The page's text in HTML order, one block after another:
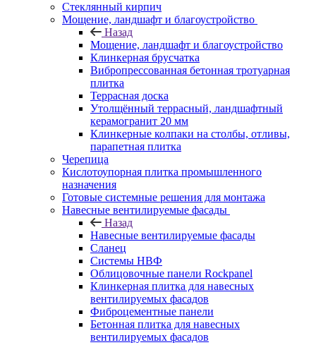
Cтеклянный кирпич
Мощение, ландшафт и благоустройство
Назад
Мощение, ландшафт и благоустройство
Клинкерная брусчатка
Вибропрессованная бетонная тротуарная
плитка
Террасная доска
Утолщённый террасный, ландшафтный
керамогранит 20 мм
Клинкерные колпаки на столбы, отливы,
парапетная плитка
Черепица
Кислотоупорная плитка промышленного
назначения
Готовые системные решения для монтажа
Навесные вентилируемые фасады
Назад
Навесные вентилируемые фасады
Сланец
Системы НВФ
Облицовочные панели Rockpanel
Клинкерная плитка для навесных
вентилируемых фасадов
Фиброцементные панели
Бетонная плитка для навесных
вентилируемых фасадов